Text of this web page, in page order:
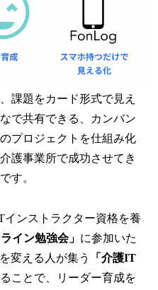
課題をカード形式で見え
で共有できる、カンバン
プロジェクトを仕組み化
護事業所で成功させてき
す。
ンストラクター資格を養
イン勉強会」 に参加いた
変える人が集う
「介護IT
ことで、リーダー育成を